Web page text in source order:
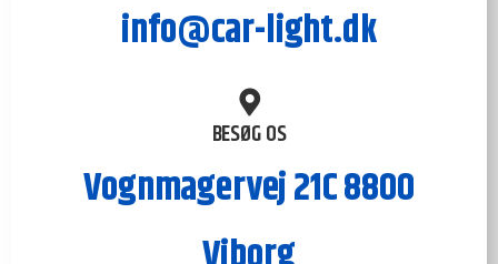
info@car-light.dk
BESØG OS
Vognmagervej 21C 8800